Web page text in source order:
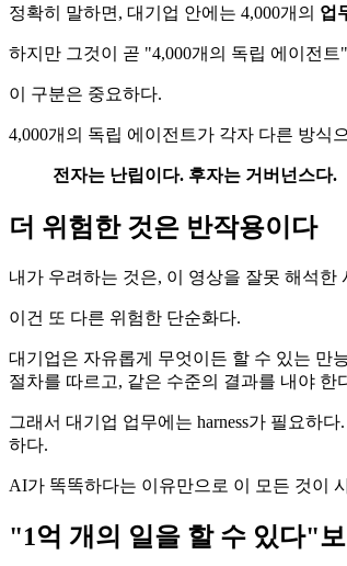
정확히 말하면, 대기업 안에는 4,000개의 업
하지만 그것이 곧 "4,000개의 독립 에이전
이 구분은 중요하다.
4,000개의 독립 에이전트가 각자 다른 방식
전자는 난립이다. 후자는 거버넌스다.
더 위험한 것은 반작용이다
내가 우려하는 것은, 이 영상을 잘못 해석
이건 또 다른 위험한 단순화다.
대기업은 자유롭게 무엇이든 할 수 있는 만
절차를 따르고, 같은 수준의 결과를 내야 한
그래서 대기업 업무에는 harness가 필요하
하다.
AI가 똑똑하다는 이유만으로 이 모든 것이
"1억 개의 일을 할 수 있다"